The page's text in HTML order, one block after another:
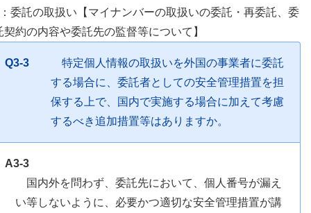
委託の取扱い【マイナンバーの取扱いの委託・再委託、委
契約の内容や委託先の監督等について】
Q3-3
特定個人情報の取扱いを外国の事業者に委託
する場合に、委託者としての安全管理措置を担
保する上で、国内で実施する場合に加えて考慮
するべき追加措置等はありますか。
A3-3
国内外を問わず、委託先において、個人番号が漏え
い等しないように、必要かつ適切な安全管理措置が講